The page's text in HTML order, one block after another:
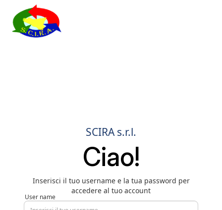
SCIRA s.r.l.
Ciao!
Inserisci il tuo username e la tua password per
accedere al tuo account
User name